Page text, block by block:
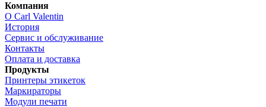
Компания
О Carl Valentin
История
Сервис и обслуживание
Контакты
Оплата и доставка
Продукты
Принтеры этикеток
Маркираторы
Модули печати